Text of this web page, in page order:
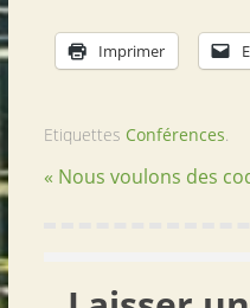
Imprimer
Etiquettes Conférences.
« Nous voulons des